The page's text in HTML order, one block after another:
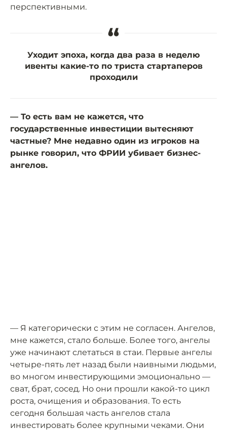
перспективными.
“
Уходит эпоха, когда два раза в неделю
ивенты какие-то по триста стартаперов
проходили
— То есть вам не кажется, что
государственные инвестиции вытесняют
частные? Мне недавно один из игроков на
рынке говорил, что ФРИИ убивает бизнес-
ангелов.
— Я категорически с этим не согласен. Ангелов,
мне кажется, стало больше. Более того, ангелы
уже начинают слетаться в стаи. Первые ангелы
четыре-пять лет назад были наивными людьми,
во многом инвестирующими эмоционально —
сват, брат, сосед. Но они прошли какой-то цикл
роста, очищения и образования. То есть
сегодня большая часть ангелов стала
инвестировать более крупными чеками. Они